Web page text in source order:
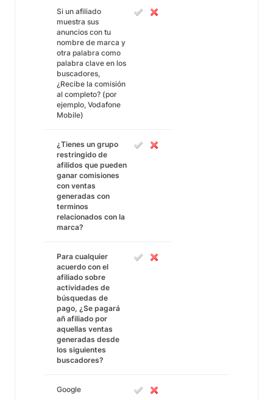
Si un afiliado
muestra sus
anuncios con tu
nombre de marca y
otra palabra como
palabra clave en los
buscadores,
¿Recibe la comisión
al completo? (por
ejemplo, Vodafone
Mobile)
¿Tienes un grupo
restringido de
afilidos que pueden
ganar comisiones
con ventas
generadas con
terminos
relacionados con la
marca?
Para cualquier
acuerdo con el
afiliado sobre
actividades de
búsquedas de
pago, ¿Se pagará
añ afiliado por
aquellas ventas
generadas desde
los siguientes
buscadores?
Google